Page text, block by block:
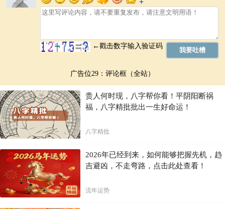
广告位29：评论框（全站）
贵人何时现，八字帮你看！平阴阳断祸
福，八字精批批出一生好命运！
八字精批
2026年已经到来，如何能够把握先机，趋
吉避凶，不走弯路，点击此处查看！
流年运势